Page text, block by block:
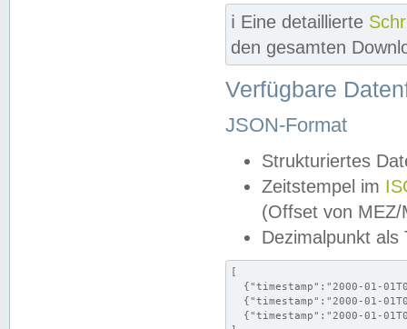
ℹ️ Eine detaillierte
den gesamten
Verfügbare
JSON-Format
Strukturiertes
Zeitstempel im
(Offset von MEZ/
Dezimalpunkt als
[
{"timestamp":"2000-01-
{"timestamp":"2000-01-
{"timestamp":"2000-01-